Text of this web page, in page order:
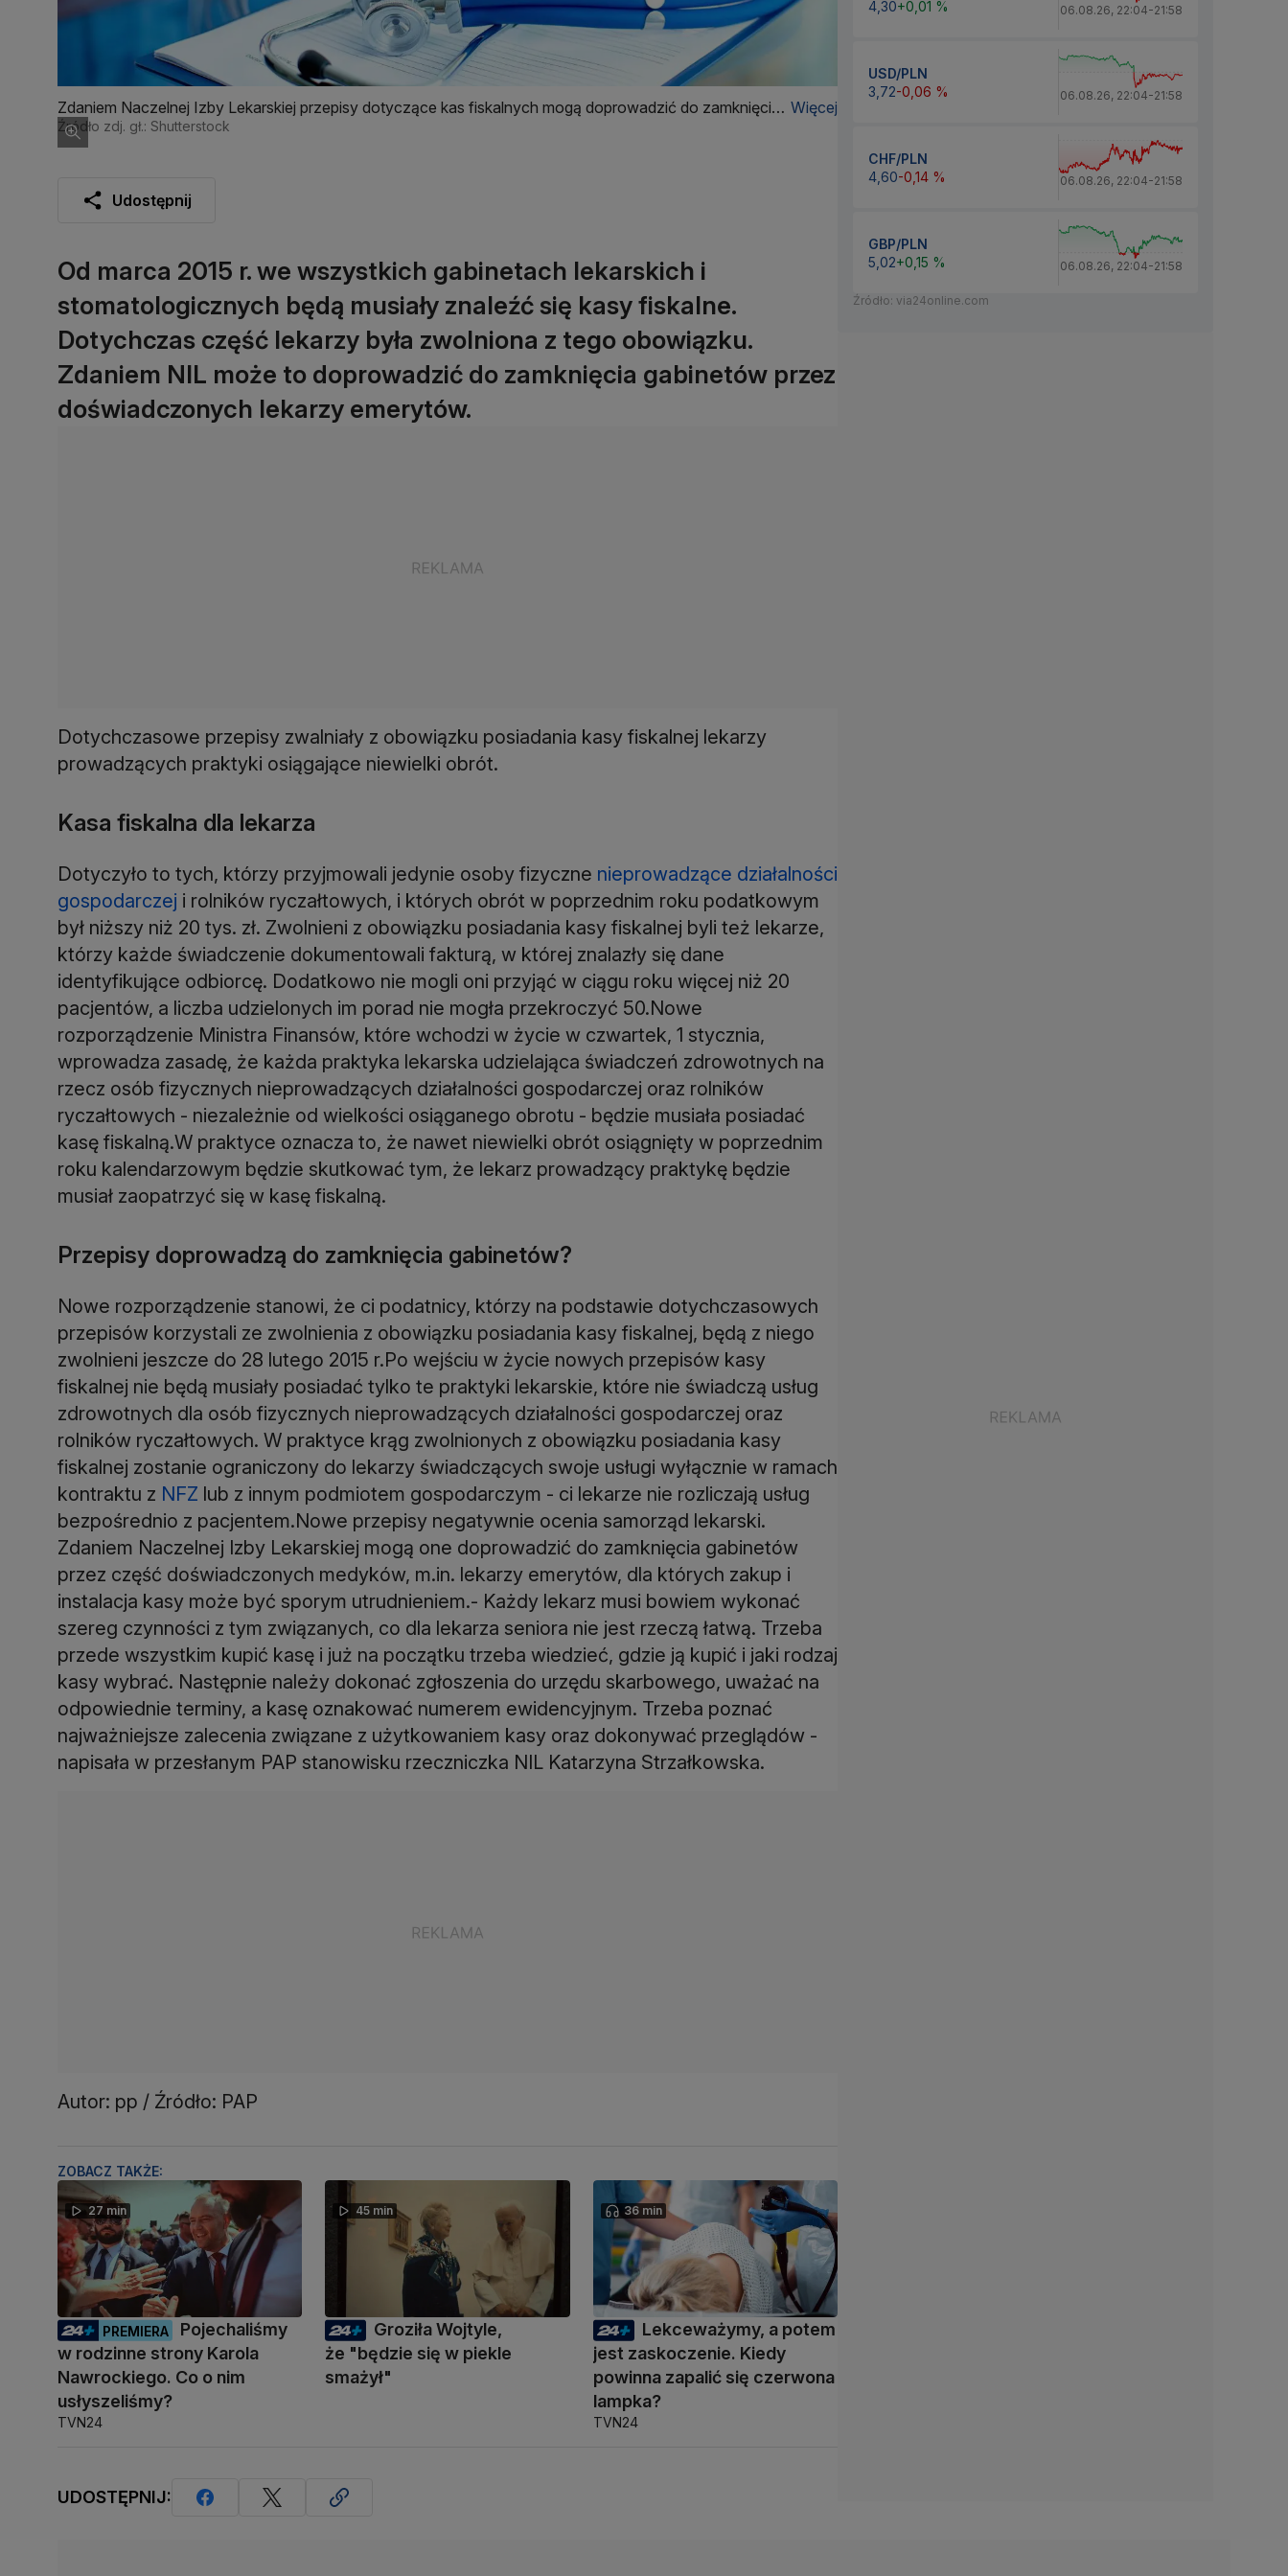
Zdaniem Naczelnej Izby Lekarskiej przepisy dotyczące kas fiskalnych mogą doprowadzić do zamknięcia
gabinetów przez część lekarzy
Więcej
Źródło zdj. gł.: Shutterstock
Udostępnij
Od marca 2015 r. we wszystkich gabinetach lekarskich i
stomatologicznych będą musiały znaleźć się kasy fiskalne.
Dotychczas część lekarzy była zwolniona z tego obowiązku.
Zdaniem NIL może to doprowadzić do zamknięcia gabinetów przez
doświadczonych lekarzy emerytów.
Dotychczasowe przepisy zwalniały z obowiązku posiadania kasy fiskalnej lekarzy
prowadzących praktyki osiągające niewielki obrót.
Kasa fiskalna dla lekarza
Dotyczyło to tych, którzy przyjmowali jedynie osoby fizyczne nieprowadzące działalności
gospodarczej i rolników ryczałtowych, i których obrót w poprzednim roku podatkowym
był niższy niż 20 tys. zł. Zwolnieni z obowiązku posiadania kasy fiskalnej byli też lekarze,
którzy każde świadczenie dokumentowali fakturą, w której znalazły się dane
identyfikujące odbiorcę. Dodatkowo nie mogli oni przyjąć w ciągu roku więcej niż 20
pacjentów, a liczba udzielonych im porad nie mogła przekroczyć 50.Nowe
rozporządzenie Ministra Finansów, które wchodzi w życie w czwartek, 1 stycznia,
wprowadza zasadę, że każda praktyka lekarska udzielająca świadczeń zdrowotnych na
rzecz osób fizycznych nieprowadzących działalności gospodarczej oraz rolników
ryczałtowych - niezależnie od wielkości osiąganego obrotu - będzie musiała posiadać
kasę fiskalną.W praktyce oznacza to, że nawet niewielki obrót osiągnięty w poprzednim
roku kalendarzowym będzie skutkować tym, że lekarz prowadzący praktykę będzie
musiał zaopatrzyć się w kasę fiskalną.
Przepisy doprowadzą do zamknięcia gabinetów?
Nowe rozporządzenie stanowi, że ci podatnicy, którzy na podstawie dotychczasowych
przepisów korzystali ze zwolnienia z obowiązku posiadania kasy fiskalnej, będą z niego
zwolnieni jeszcze do 28 lutego 2015 r.Po wejściu w życie nowych przepisów kasy
fiskalnej nie będą musiały posiadać tylko te praktyki lekarskie, które nie świadczą usług
zdrowotnych dla osób fizycznych nieprowadzących działalności gospodarczej oraz
rolników ryczałtowych. W praktyce krąg zwolnionych z obowiązku posiadania kasy
fiskalnej zostanie ograniczony do lekarzy świadczących swoje usługi wyłącznie w ramach
kontraktu z NFZ lub z innym podmiotem gospodarczym - ci lekarze nie rozliczają usług
bezpośrednio z pacjentem.Nowe przepisy negatywnie ocenia samorząd lekarski.
Zdaniem Naczelnej Izby Lekarskiej mogą one doprowadzić do zamknięcia gabinetów
przez część doświadczonych medyków, m.in. lekarzy emerytów, dla których zakup i
instalacja kasy może być sporym utrudnieniem.- Każdy lekarz musi bowiem wykonać
szereg czynności z tym związanych, co dla lekarza seniora nie jest rzeczą łatwą. Trzeba
przede wszystkim kupić kasę i już na początku trzeba wiedzieć, gdzie ją kupić i jaki rodzaj
kasy wybrać. Następnie należy dokonać zgłoszenia do urzędu skarbowego, uważać na
odpowiednie terminy, a kasę oznakować numerem ewidencyjnym. Trzeba poznać
najważniejsze zalecenia związane z użytkowaniem kasy oraz dokonywać przeglądów -
napisała w przesłanym PAP stanowisku rzeczniczka NIL Katarzyna Strzałkowska.
Autor: pp / Źródło: PAP
ZOBACZ TAKŻE:
27 min
PREMIERA
Pojechaliśmy
w rodzinne strony Karola
Nawrockiego. Co o nim
usłyszeliśmy?
TVN24
45 min
Groziła Wojtyle,
że "będzie się w piekle
smażył"
36 min
Lekceważymy, a potem
jest zaskoczenie. Kiedy
powinna zapalić się czerwona
lampka?
TVN24
UDOSTĘPNIJ:
4,30+0,01 % 06.08.26, 22:04-21:58
USD/PLN
3,72-0,06 % 06.08.26, 22:04-21:58
CHF/PLN
4,60-0,14 % 06.08.26, 22:04-21:58
GBP/PLN
5,02+0,15 % 06.08.26, 22:04-21:58
Źródło: via24online.com